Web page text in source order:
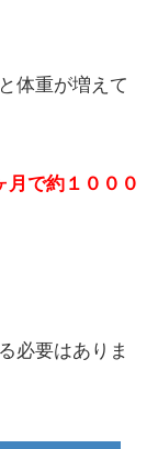
体重が増えて
月で約１０００
必要はありま